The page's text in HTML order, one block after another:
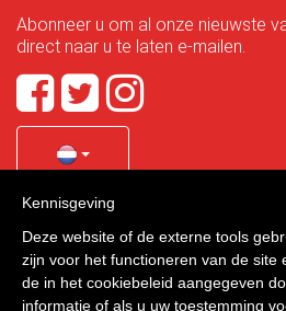
Abonneer u om al onze nieuwste
direct naar u te laten e-mailen.
Quality Homes Costa Calida
is a
La Manga Holiday Home SL duly
no. B-30750053 and address:
Manga Club, Cartagena, Murcia,
Kennisgeving
Deze website of de externe tools
zijn voor het functioneren van de site
de in het cookiebeleid aangegeven
informatie of als u uw toestemming